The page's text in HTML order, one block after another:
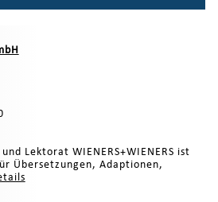
Lektorat WIENERS+WIENERS ist
Übersetzungen, Adaptionen,